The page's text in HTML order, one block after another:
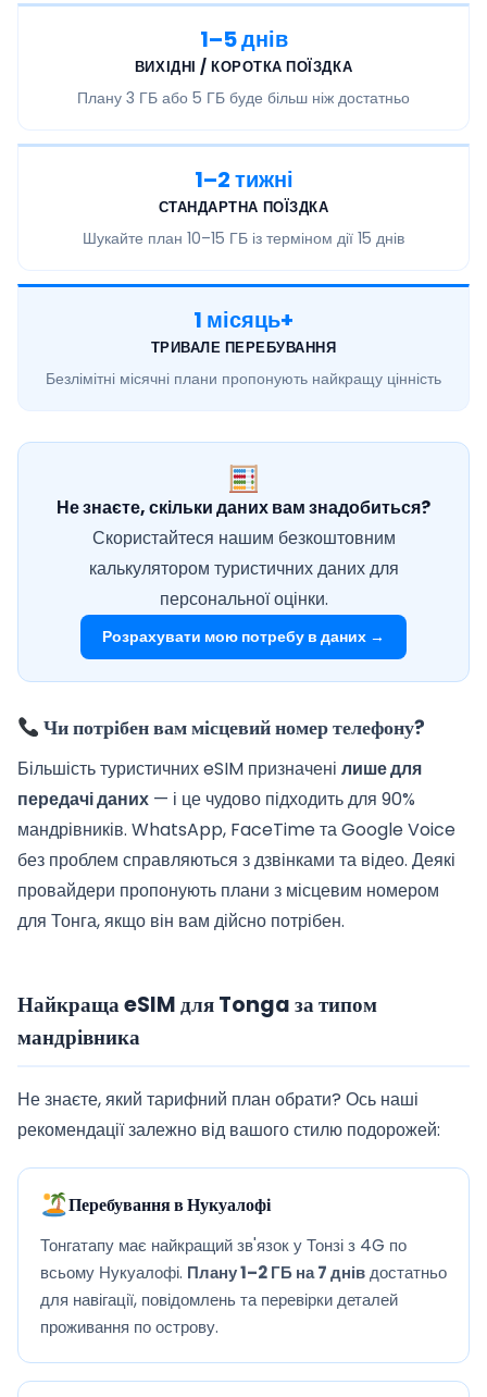
1–5 днів
ВИХІДНІ / КОРОТКА ПОЇЗДКА
Плану 3 ГБ або 5 ГБ буде більш ніж достатньо
1–2 тижні
СТАНДАРТНА ПОЇЗДКА
Шукайте план 10–15 ГБ із терміном дії 15 днів
1 місяць+
ТРИВАЛЕ ПЕРЕБУВАННЯ
Безлімітні місячні плани пропонують найкращу цінність
Не знаєте, скільки даних вам знадобиться?
Скористайтеся нашим безкоштовним
калькулятором туристичних даних для
персональної оцінки.
Розрахувати мою потребу в даних →
Чи потрібен вам місцевий номер телефону?
Більшість туристичних eSIM призначені лише для
передачі даних — і це чудово підходить для 90%
мандрівників. WhatsApp, FaceTime та Google Voice
без проблем справляються з дзвінками та відео. Деякі
провайдери пропонують плани з місцевим номером
для Тонга, якщо він вам дійсно потрібен.
Найкраща eSIM для Tonga за типом
мандрівника
Не знаєте, який тарифний план обрати? Ось наші
рекомендації залежно від вашого стилю подорожей:
Перебування в Нукуалофі
Тонгатапу має найкращий зв'язок у Тонзі з 4G по
всьому Нукуалофі. Плану 1–2 ГБ на 7 днівдостатньо
для навігації, повідомлень та перевірки деталей
проживання по острову.